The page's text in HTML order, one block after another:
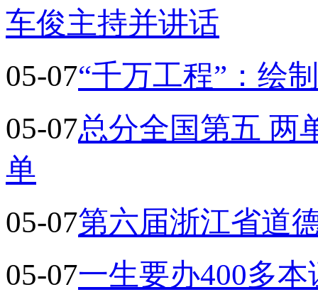
车俊主持并讲话
05-07“千万工程”：绘
05-07总分全国第五 两
单
05-07第六届浙江省道
05-07一生要办400多